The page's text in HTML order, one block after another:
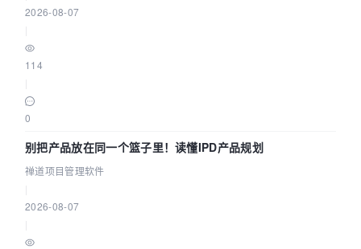
2026-08-07
114
0
别把产品放在同一个篮子里！读懂IPD产品规划
禅道项目管理软件
2026-08-07